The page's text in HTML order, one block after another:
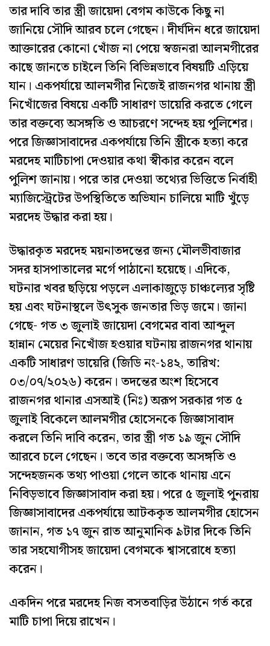
তার দাবি তার স্ত্রী জায়েদা বেগম কাউকে কিছু না
জানিয়ে সৌদি আরব চলে গেছেন। দীর্ঘদিন ধরে জায়েদা
আক্তারের কোনো খোঁজ না পেয়ে স্বজনরা আলমগীরের
কাছে জানতে চাইলে তিনি বিভিন্নভাবে বিষয়টি এড়িয়ে
যান। একপর্যায়ে আলমগীর নিজেই রাজনগর থানায় স্ত্রী
নিখোঁজের বিষয়ে একটি সাধারণ ডায়েরি করতে গেলে
তার বক্তব্যে অসঙ্গতি ও আচরণে সন্দেহ হয় পুলিশের।
পরে জিজ্ঞাসাবাদের একপর্যায়ে তিনি স্ত্রীকে হত্যা করে
মরদেহ মাটিচাপা দেওয়ার কথা স্বীকার করেন বলে
পুলিশ জানায়। পরে তার দেওয়া তথ্যের ভিত্তিতে নির্বাহী
ম্যাজিস্ট্রেটের উপস্থিতিতে অভিযান চালিয়ে মাটি খুঁড়ে
মরদেহ উদ্ধার করা হয়।
উদ্ধারকৃত মরদেহ ময়নাতদন্তের জন্য মৌলভীবাজার
সদর হাসপাতালের মর্গে পাঠানো হয়েছে। এদিকে,
ঘটনার খবর ছড়িয়ে পড়লে এলাকাজুড়ে চাঞ্চল্যের সৃষ্টি
হয় এবং ঘটনাস্থলে উৎসুক জনতার ভিড় জমে। জানা
গেছে- গত ৩ জুলাই জায়েদা বেগমের বাবা আব্দুল
হান্নান মেয়ের নিখোঁজ হওয়ার ঘটনায় রাজনগর থানায়
একটি সাধারণ ডায়েরি (জিডি নং-১৪২, তারিখ:
০৩/০৭/২০২৬) করেন। তদন্তের অংশ হিসেবে
রাজনগর থানার এসআই (নিঃ) অরূপ সরকার গত ৫
জুলাই বিকেলে আলমগীর হোসেনকে জিজ্ঞাসাবাদ
করলে তিনি দাবি করেন, তার স্ত্রী গত ১৯ জুন সৌদি
আরবে চলে গেছেন। তবে তার বক্তব্যে অসঙ্গতি ও
সন্দেহজনক তথ্য পাওয়া গেলে তাকে থানায় এনে
নিবিড়ভাবে জিজ্ঞাসাবাদ করা হয়। পরে ৫ জুলাই পুনরায়
জিজ্ঞাসাবাদের একপর্যায়ে আটককৃত আলমগীর হোসেন
জানান, গত ১৭ জুন রাত আনুমানিক ৯টার দিকে তিনি
তার সহযোগীসহ জায়েদা বেগমকে শ্বাসরোধে হত্যা
করেন।
একদিন পরে মরদেহ নিজ বসতবাড়ির উঠানে গর্ত করে
মাটি চাপা দিয়ে রাখেন।